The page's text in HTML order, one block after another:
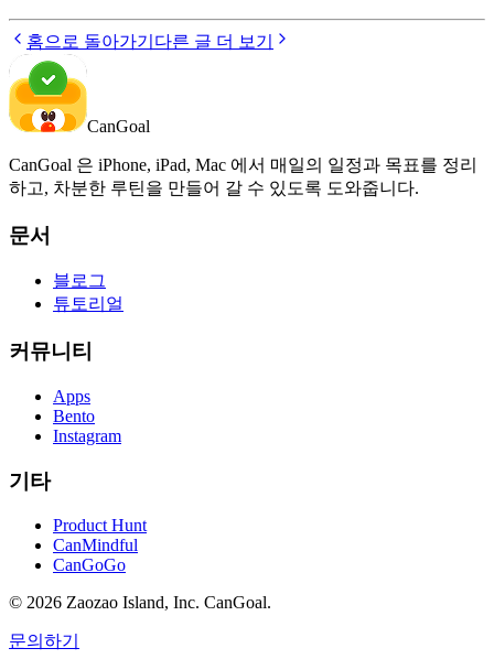
홈으로 돌아가기 다른 글 더 보기
CanGoal
CanGoal 은 iPhone, iPad, Mac 에서 매일의 일정과 목표를 정리
하고, 차분한 루틴을 만들어 갈 수 있도록 도와줍니다.
문서
블로그
튜토리얼
커뮤니티
Apps
Bento
Instagram
기타
Product Hunt
CanMindful
CanGoGo
© 2026 Zaozao Island, Inc. CanGoal.
문의하기